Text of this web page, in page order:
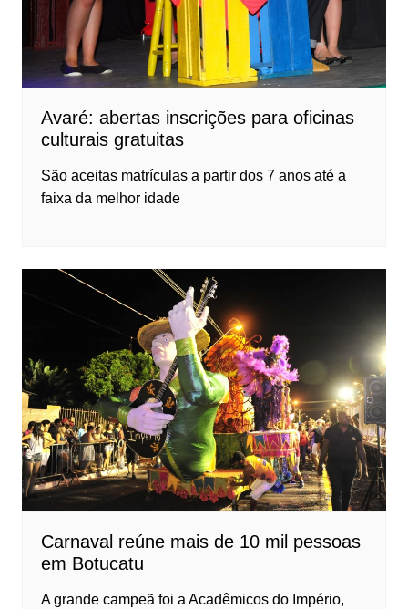
Avaré: abertas inscrições para oficinas
culturais gratuitas
São aceitas matrículas a partir dos 7 anos até a
faixa da melhor idade
Carnaval reúne mais de 10 mil pessoas
em Botucatu
A grande campeã foi a Acadêmicos do Império,